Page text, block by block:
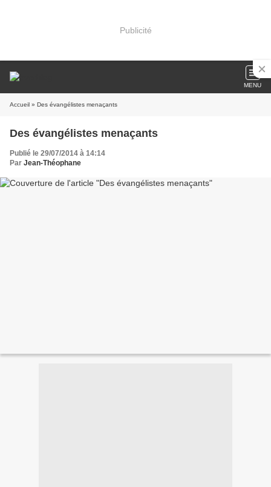
Publicité
MENU
Accueil » Des évangélistes menaçants
Des évangélistes menaçants
Publié le 29/07/2014 à 14:14
Par Jean-Théophane